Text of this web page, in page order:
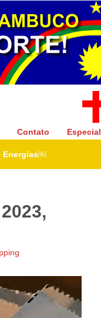
Contato Especial
Energias￼